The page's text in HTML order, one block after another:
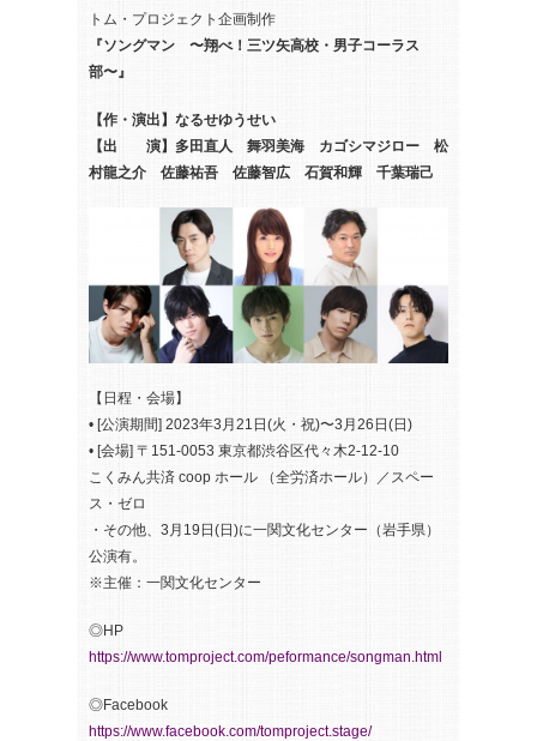
トム・プロジェクト企画制作
『ソングマン 〜翔べ！三ツ矢高校・男子コーラス
部〜』
【作・演出】なるせゆうせい
【出 演】多田直人 舞羽美海 カゴシマジロー 松
村龍之介 佐藤祐吾 佐藤智広 石賀和輝 千葉瑞己
【日程・会場】
• [公演期間] 2023年3月21日(火・祝)〜3月26日(日)
• [会場] 〒151-0053 東京都渋谷区代々木2-12-10
こくみん共済 coop ホール （全労済ホール）／スペー
ス・ゼロ
・その他、3月19日(日)に一関文化センター（岩手県）
公演有。
※主催：一関文化センター
◎HP
https://www.tomproject.com/peformance/songman.html
◎Facebook
https://www.facebook.com/tomproject.stage/